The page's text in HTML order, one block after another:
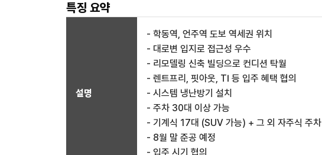
특징 요약
설명
- 학동역, 언주역 도보 역세권 위치
- 대로변 입지로 접근성 우수
- 리모델링 신축 빌딩으로 컨디션 탁월
- 렌트프리, 핏아웃, TI 등 입주 혜택 협의
- 시스템 냉난방기 설치
- 주차 30대 이상 가능
- 기계식 17대 (SUV 가능) + 그 외 자주식 주차
- 8월 말 준공 예정
- 입주 시기 협의